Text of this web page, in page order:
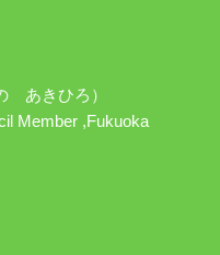
あきひろ）
Member ,Fukuoka